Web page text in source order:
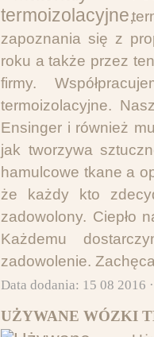
zapoznania się z
roku a także przez
firmy.
termoizolacyjne.
Ensinger i również
jak tworzywa
hamulcowe tkane a
że każdy kto
zadowolony. Ciepło
Każdemu
zadowolenie.
Data dodania: 15 08 2016
UŻYWANE WÓZKI